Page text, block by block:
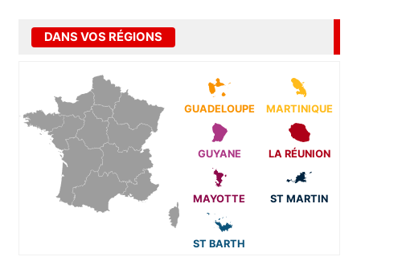
DANS VOS RÉGIONS
GUADELOUPE MARTINIQUE
GUYANE LA RÉUNION
MAYOTTE ST MARTIN
ST BARTH